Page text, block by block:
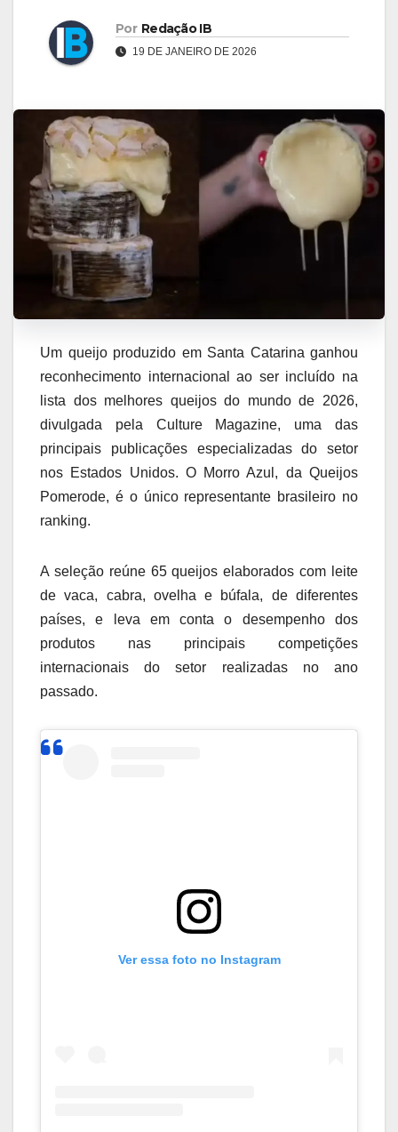
Por Redação IB
19 DE JANEIRO DE 2026
Um queijo produzido em Santa Catarina ganhou
reconhecimento internacional ao ser incluído na
lista dos melhores queijos do mundo de 2026,
divulgada pela Culture Magazine, uma das
principais publicações especializadas do setor
nos Estados Unidos. O Morro Azul, da Queijos
Pomerode, é o único representante brasileiro no
ranking.
A seleção reúne 65 queijos elaborados com leite
de vaca, cabra, ovelha e búfala, de diferentes
países, e leva em conta o desempenho dos
produtos nas principais competições
internacionais do setor realizadas no ano
passado.
Ver essa foto no Instagram